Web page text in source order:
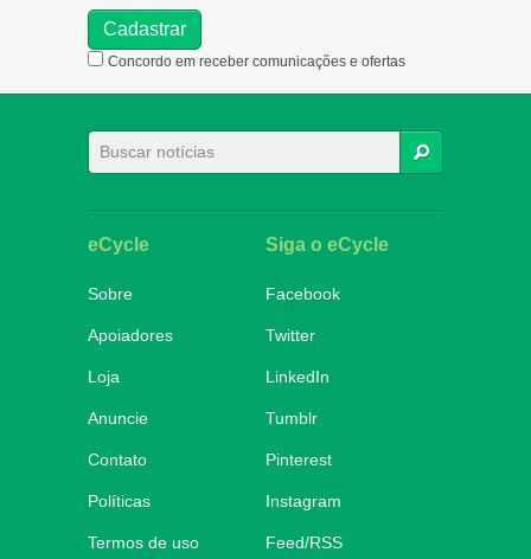
Concordo em receber comunicações e ofertas
eCycle
Sobre
Apoiadores
Loja
Anuncie
Contato
Políticas
Termos de uso
Siga o eCycle
Facebook
Twitter
LinkedIn
Tumblr
Pinterest
Instagram
Feed/RSS